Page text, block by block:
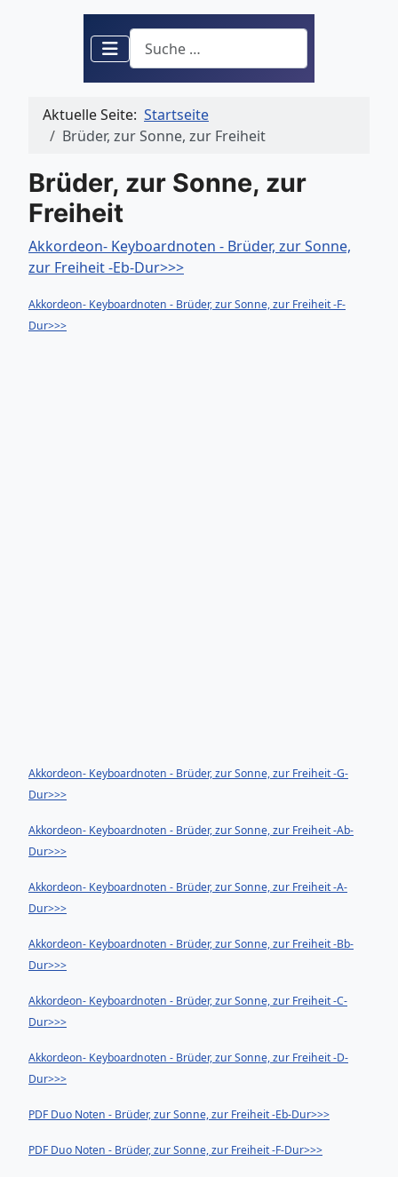
Suchen
Aktuelle Seite: Startseite
Brüder, zur Sonne, zur Freiheit
Brüder, zur Sonne, zur
Freiheit
Akkordeon- Keyboardnoten - Brüder, zur Sonne,
zur Freiheit -Eb-Dur>>>
Akkordeon- Keyboardnoten - Brüder, zur Sonne, zur Freiheit -F-
Dur>>>
Akkordeon- Keyboardnoten - Brüder, zur Sonne, zur Freiheit -G-
Dur>>>
Akkordeon- Keyboardnoten - Brüder, zur Sonne, zur Freiheit -Ab-
Dur>>>
Akkordeon- Keyboardnoten - Brüder, zur Sonne, zur Freiheit -A-
Dur>>>
Akkordeon- Keyboardnoten - Brüder, zur Sonne, zur Freiheit -Bb-
Dur>>>
Akkordeon- Keyboardnoten - Brüder, zur Sonne, zur Freiheit -C-
Dur>>>
Akkordeon- Keyboardnoten - Brüder, zur Sonne, zur Freiheit -D-
Dur>>>
PDF Duo Noten - Brüder, zur Sonne, zur Freiheit -Eb-Dur>>>
PDF Duo Noten - Brüder, zur Sonne, zur Freiheit -F-Dur>>>